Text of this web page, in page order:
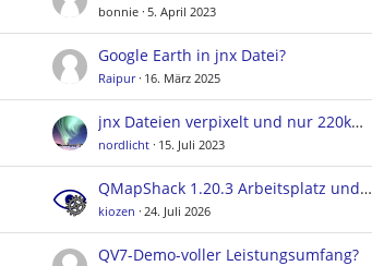
bonnie 5. April 2023
Google Earth in jnx Datei?
Raipur 16. März 2025
jnx Dateien verpixelt und nur 220kb groß
nordlicht 15. Juli 2023
QMapShack 1.20.3 Arbeitsplatz und Datenbank
kiozen 24. Juli 2026
QV7-Demo-voller Leistungsumfang?